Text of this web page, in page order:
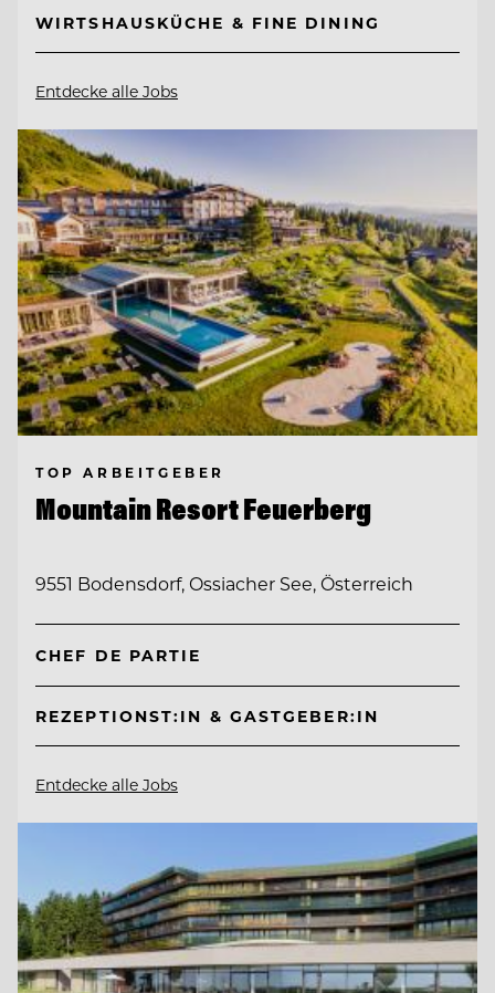
WIRTSHAUSKÜCHE & FINE DINING
Entdecke alle Jobs
TOP ARBEITGEBER
Mountain Resort Feuerberg
9551 Bodensdorf, Ossiacher See, Österreich
CHEF DE PARTIE
REZEPTIONST:IN & GASTGEBER:IN
Entdecke alle Jobs